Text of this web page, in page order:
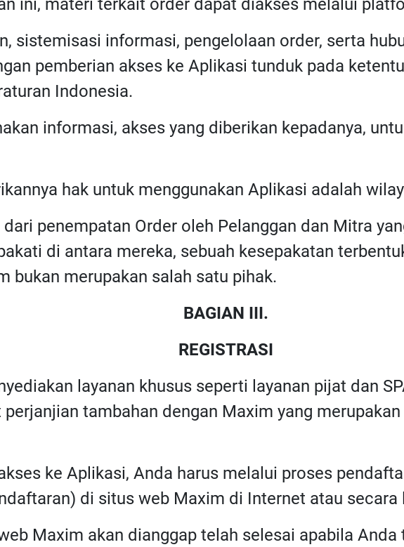
ini, materi terkait order dapat diakses melalui
sistemisasi informasi, pengelolaan order, serta
pemberian akses ke Aplikasi tunduk pada
Indonesia.
informasi, akses yang diberikan kepadanya,
hak untuk menggunakan Aplikasi adalah
penempatan Order oleh Pelanggan dan Mitra
di antara mereka, sebuah kesepakatan
bukan merupakan salah satu pihak.
BAGIAN III.
REGISTRASI
layanan khusus seperti layanan pijat dan
perjanjian tambahan dengan Maxim yang
ke Aplikasi, Anda harus melalui proses
di situs web Maxim di Internet atau
Maxim akan dianggap telah selesai apabila Anda